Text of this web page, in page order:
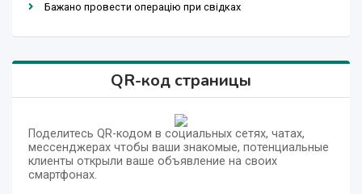
Бажано провести операцію при свідках
QR-код страницы
Поделитесь QR-кодом в социальных сетях, чатах,
мессенджерах чтобы ваши знакомые, потенциальные
клиенты открыли ваше объявление на своих
смартфонах.